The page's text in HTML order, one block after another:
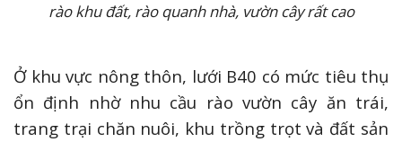
rào khu đất, rào quanh nhà, vườn cây rất cao
Ở khu vực nông thôn, lưới B40 có mức tiêu thụ
ổn định nhờ nhu cầu rào vườn cây ăn trái,
trang trại chăn nuôi, khu trồng trọt và đất sản